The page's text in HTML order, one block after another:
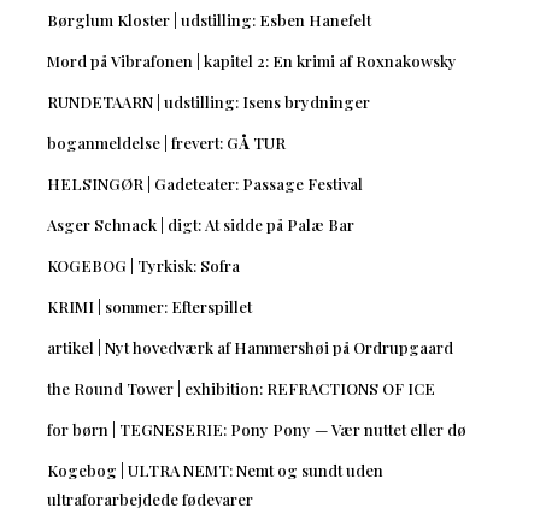
Børglum Kloster | udstilling: Esben Hanefelt
Mord på Vibrafonen | kapitel 2: En krimi af Roxnakowsky
RUNDETAARN | udstilling: Isens brydninger
boganmeldelse | frevert: GÅ TUR
HELSINGØR | Gadeteater: Passage Festival
Asger Schnack | digt: At sidde på Palæ Bar
KOGEBOG | Tyrkisk: Sofra
KRIMI | sommer: Efterspillet
artikel | Nyt hovedværk af Hammershøi på Ordrupgaard
the Round Tower | exhibition: REFRACTIONS OF ICE
for børn | TEGNESERIE: Pony Pony — Vær nuttet eller dø
Kogebog | ULTRA NEMT: Nemt og sundt uden
ultraforarbejdede fødevarer